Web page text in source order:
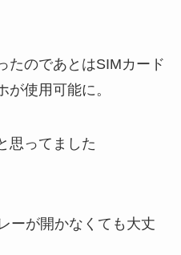
たのであとはSIMカード
が使用可能に。
思ってました
ーが開かなくても大丈